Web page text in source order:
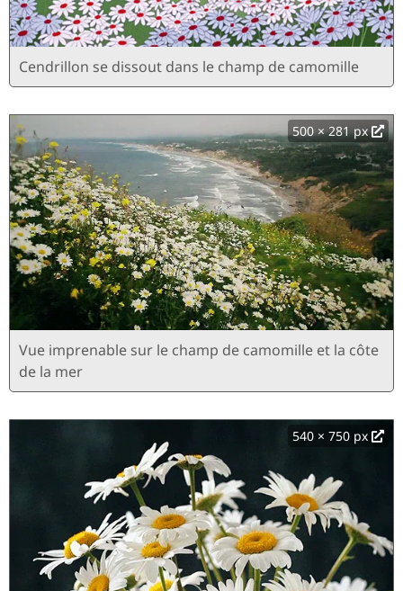
Cendrillon se dissout dans le champ de camomille
500 × 281 px
Vue imprenable sur le champ de camomille et la côte
de la mer
540 × 750 px